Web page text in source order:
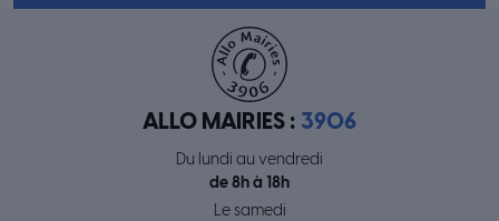
ALLO MAIRIES : 3906
Du lundi au vendredi
de 8h à 18h
Le samedi